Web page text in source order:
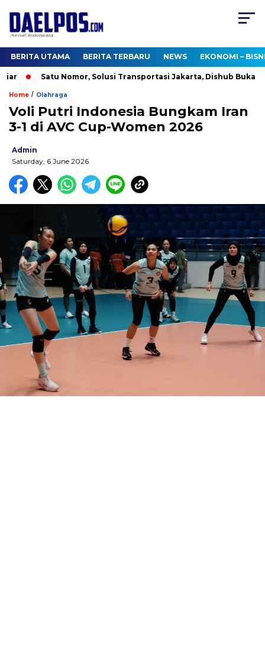
BERITA UTAMA BERITA TERBARU NEWS EKONOMI –
Satu Nomor, Solusi Transportasi Jakarta, Dishub Buka Call
Home / Olahraga
Voli Putri Indonesia Bungkam Iran
3-1 di AVC Cup-Women 2026
Admin
Saturday, 6 June 2026